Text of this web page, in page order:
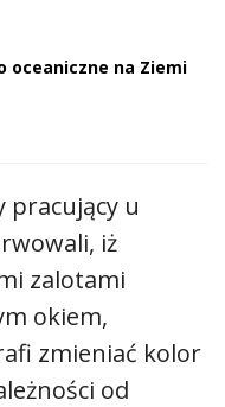
oceaniczne na Ziemi
pracujący u
iż
zalotami
okiem,
zmieniać kolor
od